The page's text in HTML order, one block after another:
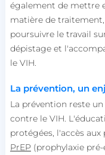
également de mettre
matière de
poursuivre le travail
dépistage et
le VIH.
La prévention, un
La prévention reste
contre le VIH.
protégées, l'accès
PrEP(prophylaxie